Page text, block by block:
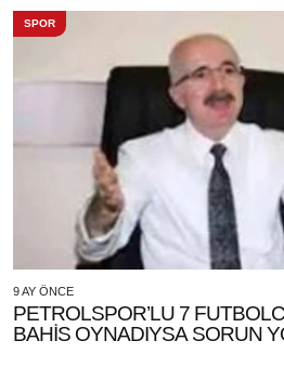
SPOR
9 AY ÖNCE
PETROLSPOR’LU 7
BAHİS OYNADIYSA SORUN